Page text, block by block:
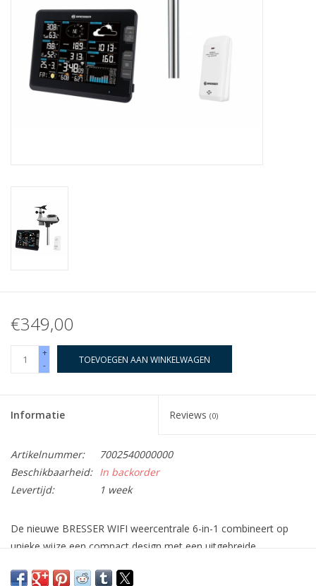
Weerstations
Aanbiedingen
Cadeaubonnen
€349,00
+
-
TOEVOEGEN AAN WINKELWAGEN
Informatie Reviews (0)
Artikelnummer:
7002540000000
Beschikbaarheid: In backorder
Levertijd:
1 week
De nieuwe BRESSER WIFI weercentrale 6-in-1 combineert op
unieke wijze een compact design met een uitgebreide
weercentrum (item #7002510), een UV-indicator en WIFI-functie.